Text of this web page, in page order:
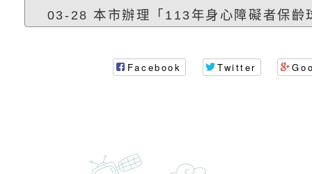
會」
職員及家長特教知能
會（以下簡稱全家協
115年國民小學學生
明會」
轉知台中市身心障礙
協會辦理「臺中市第
之光身心障礙繪畫徵
檢送國立臺南大學
視覺障礙學生儀表及
「區域職業試探與體
中心」及「國中小職
者保齡球賽」
檢送桃園市政府LED
03-28 本市辦理「113年身心障礙者保齡
Facebook Twitter